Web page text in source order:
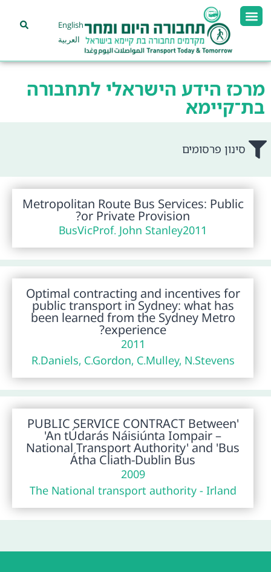
English
العربية
מרכז הידע הישראלי לתחבורה
בת־קיימא
סינון פרסומים
Metropolitan Route Bus Services: Public
or Private Provision?
2011
Prof. John Stanley
BusVic
Optimal contracting and incentives for
public transport in Sydney: what has
been learned from the Sydney Metro
experience?
2011
R.Daniels, C.Gordon, C.Mulley, N.Stevens
'PUBLIC SERVICE CONTRACT Between
'An tÚdarás Náisiúnta Iompair –
National Transport Authority' and 'Bus
Átha Cliath-Dublin Bus
2009
The National transport authority - Irland